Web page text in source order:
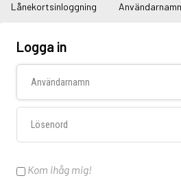
Lånekortsinloggning
Logga in
Kom ihåg mig!